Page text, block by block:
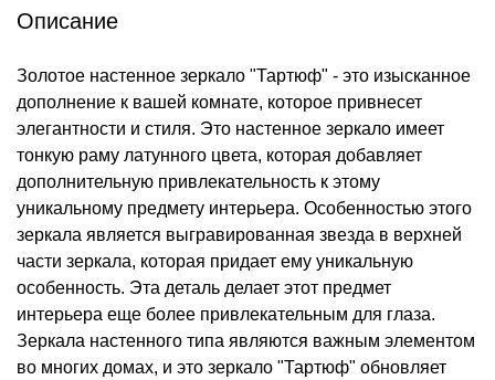
Описание
Золотое настенное зеркало "Тартюф" - это изысканное
дополнение к вашей комнате, которое привнесет
элегантности и стиля. Это настенное зеркало имеет
тонкую раму латунного цвета, которая добавляет
дополнительную привлекательность к этому
уникальному предмету интерьера. Особенностью этого
зеркала является выгравированная звезда в верхней
части зеркала, которая придает ему уникальную
особенность. Эта деталь делает этот предмет
интерьера еще более привлекательным для глаза.
Зеркала настенного типа являются важным элементом
во многих домах, и это зеркало "Тартюф" обновляет